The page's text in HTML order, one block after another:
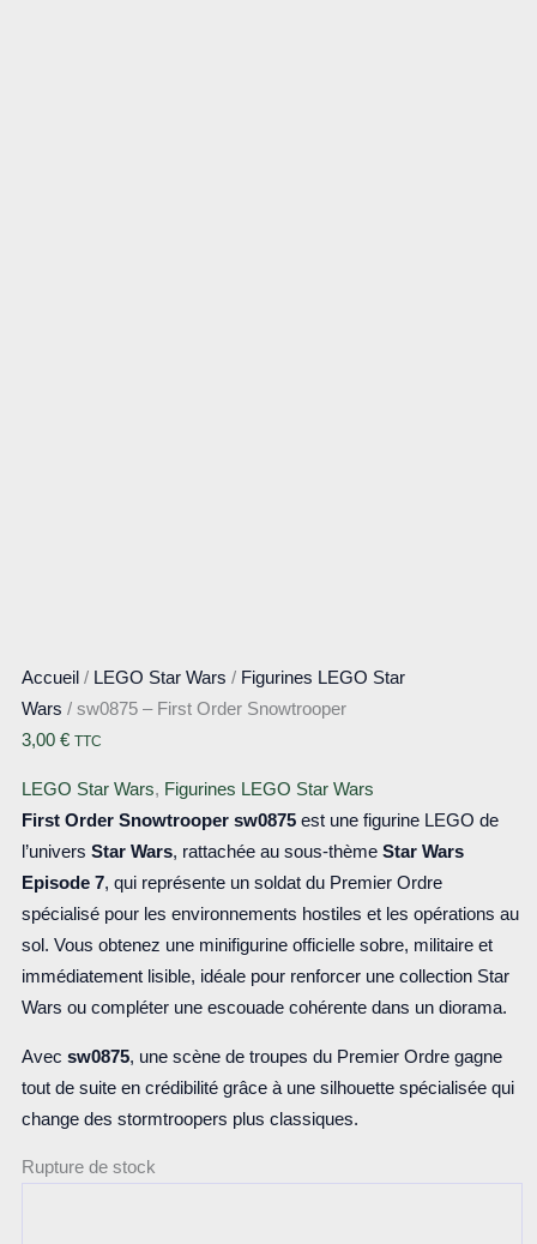
Accueil/ LEGO Star Wars / Figurines LEGO Star
Wars / sw0875 – First Order Snowtrooper
3,00 € TTC
LEGO Star Wars, Figurines LEGO Star Wars
First Order Snowtrooper sw0875est une figurine LEGO de
l’univers Star Wars, rattachée au sous-thème Star Wars
Episode 7, qui représente un soldat du Premier Ordre
spécialisé pour les environnements hostiles et les opérations au
sol. Vous obtenez une minifigurine officielle sobre, militaire et
immédiatement lisible, idéale pour renforcer une collection Star
Wars ou compléter une escouade cohérente dans un diorama.
Avec sw0875, une scène de troupes du Premier Ordre gagne
tout de suite en crédibilité grâce à une silhouette spécialisée qui
change des stormtroopers plus classiques.
Rupture de stock